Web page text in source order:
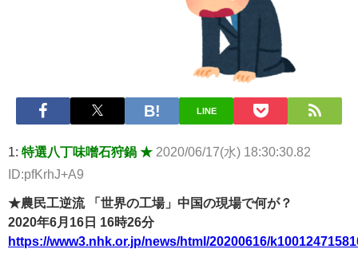
LINE
1: 特選八丁味噌石狩鍋 ★ 2020/06/17(水) 18:30:30.82
ID:pfKrhJ+A9
★農民工逆流 「世界の工場」中国の現場で何が？
2020年6月16日 16時26分
https://www3.nhk.or.jp/news/html/20200616/